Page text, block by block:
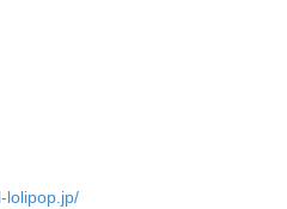
lolipop.jp/